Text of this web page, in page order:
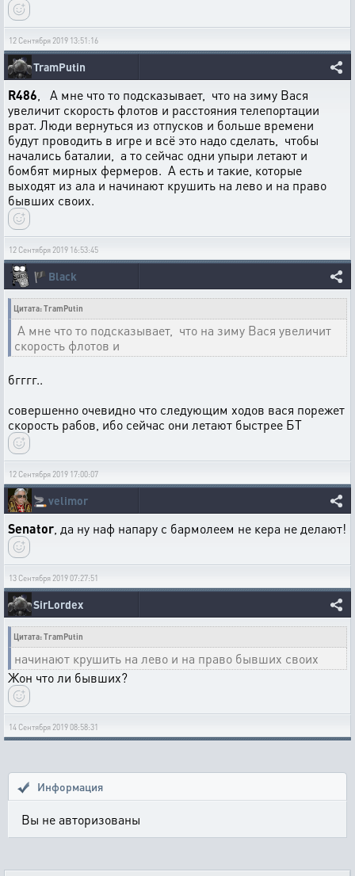
12 Сентября 2019 13:51:16
TramPutin
R486 , А мне что то подсказывает, что на зиму Вася
увеличит скорость флотов и расстояния телепортации
врат. Люди вернуться из отпусков и больше времени
будут проводить в игре и всё это надо сделать, чтобы
начались баталии, а то сейчас одни упыри летают и
бомбят мирных фермеров. А есть и такие, которые
выходят из ала и начинают крушить на лево и на право
бывших своих.
12 Сентября 2019 16:53:45
🏴 Black
Цитата: TramPutin
А мне что то подсказывает, что на зиму Вася увеличит
скорость флотов и
бгггг..
совершенно очевидно что следующим ходов вася порежет
скорость рабов, ибо сейчас они летают быстрее БТ
12 Сентября 2019 17:00:07
🚬 velimor
Senator , да ну наф напару с бармолеем не кера не делают!
13 Сентября 2019 07:27:51
SirLordex
Цитата: TramPutin
начинают крушить на лево и на право бывших своих
Жон что ли бывших?
14 Сентября 2019 08:58:31
Информация
Вы не авторизованы